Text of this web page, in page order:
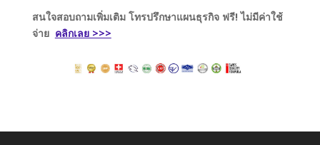
สนใจสอบถามเพิ่มเติม โทรปรึกษาแผนธุรกิจ ฟรี! ไม่มีค่าใช้
จ่าย คลิกเลย >>>